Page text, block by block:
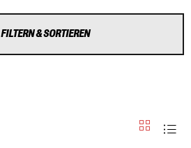
FILTERN & SORTIEREN